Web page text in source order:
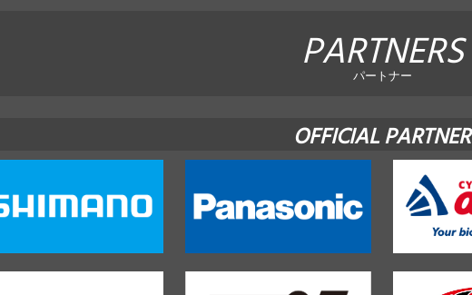
PARTNERS
パートナー
OFFICIAL PARTNER